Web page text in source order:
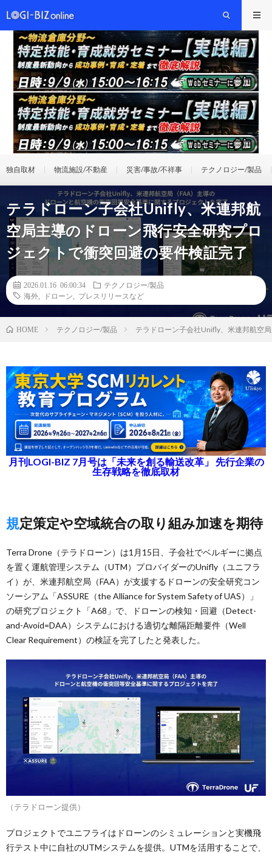
独自取材 物流施設/不動産 災害/事故/不祥事 テクノロジー/製品
テラドローン子会社Unifly、米連邦航
空局主導のドローン飛行安全研究プロ
ジェクトで衝突回避の要件検証完了
2026.01.16 06:00:34
テクノロジー/製品
海外
ドローン プレスリリースなど
HOME テクノロジー/製品 テラドローン子会社Unifly、米連邦航空
月刊LOGI-BIZ 7月号は「未来を創る輸送改革」 先行企業の
生存戦略を徹底取材
規定策定や空域統合の取り組み加速を期待
Terra Drone（テラドローン）は1月15日、子会社でベルギーに拠点
を置く運航管理システム（UTM）プロバイダーのUnifly（ユニフラ
イ）が、米連邦航空局（FAA）が支援するドローンの安全研究コン
ソーシアム「ASSURE（the Alliance for System Safety of UAS）」
の研究プロジェクト「A68」で、ドローンの検知・回避（Detect-
and-Avoid=DAA）システムにおける適切な離隔距離要件（Well
Clear Requirement）の検証を完了したと発表した。
（テラドローン提供）
プロジェクトでユニフライはドローンのシミュレーションと実機飛
行テスト中に自社のUTMシステムを提供。UTMを活用することで、